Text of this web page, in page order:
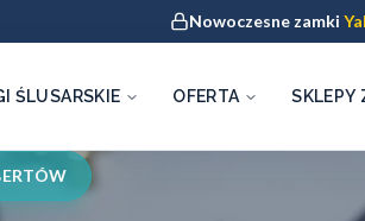
Nowoczesne zamki
ŚLUSARSKIE OFERTA SKLEPY